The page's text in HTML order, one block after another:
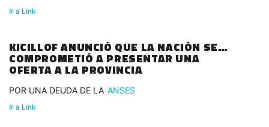
Ir a Link
KICILLOF ANUNCIÓ QUE LA NACIÓN SE
COMPROMETIÓ A PRESENTAR UNA
OFERTA A LA PROVINCIA
POR UNA DEUDA DE LA ANSES
Ir a Link